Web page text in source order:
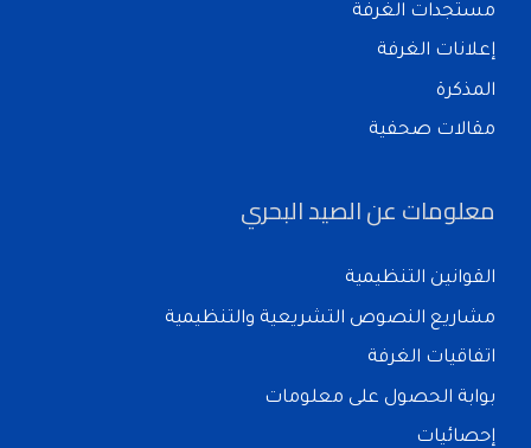
مستجدات الغرفة
إعلانات الغرفة
المذكرة
مقالات صحفية
معلومات عن الصيد البحري
القوانين التنظيمية
مشاريع النصوص التشريعية والتنظيمية
اتفاقيات الغرفة
بوابة الحصول على معلومات
إحصائيات